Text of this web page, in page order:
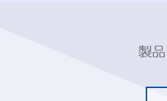
製